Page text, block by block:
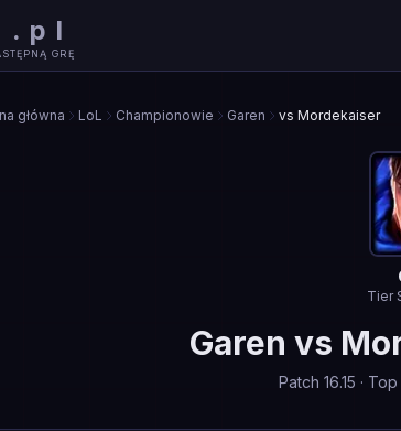
. pl
GRĘ
główna LoL Championowie Garen vs Mordekaiser
Tier
Garen vs
Patch 16.15 · Top